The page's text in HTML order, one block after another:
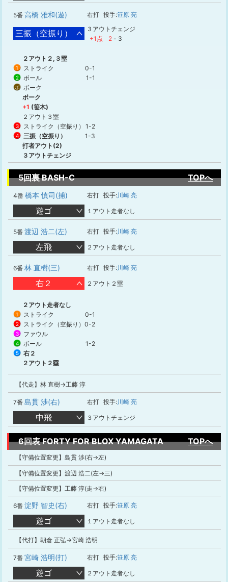
5番 高橋 雅和(遊) 右打 投手:笹原 亮
三振（空振り）
３アウトチェンジ
+1点
2 - 3
２アウト２,３塁
1 ストライク 0-1
2 ボール 1-1
ボ
ボーク
ボーク
+1 (笹木)
２アウト３塁
3 ストライク（空振り） 1-2
4 三振（空振り）
1-3
打者アウト(2)
３アウトチェンジ
5回裏 BASH-C TOPへ
4番 橋本 慎司(捕) 右打 投手:川崎 亮
遊ゴ １アウト走者なし
5番 渡辺 浩二(左) 右打 投手:川崎 亮
左飛 ２アウト走者なし
6番 林 直樹(三) 右打 投手:川崎 亮
右２ ２アウト２塁
２アウト走者なし
1 ストライク 0-1
2 ストライク（空振り） 0-2
3 ファウル
4 ボール 1-2
5
右２
２アウト２塁
【代走】林 直樹→工藤 淳
7番 島貫 渉(右) 右打 投手:川崎 亮
中飛 ３アウトチェンジ
6回表 FORTY FOR BLOX YAMAGATA TOPへ
【守備位置変更】島貫 渉(右→左)
【守備位置変更】渡辺 浩二(左→三)
【守備位置変更】工藤 淳(走→右)
6番 淀野 智史(右) 右打 投手:笹原 亮
遊ゴ １アウト走者なし
【代打】朝倉 正弘→宮崎 浩明
7番 宮崎 浩明(打) 右打 投手:笹原 亮
遊ゴ ２アウト走者なし